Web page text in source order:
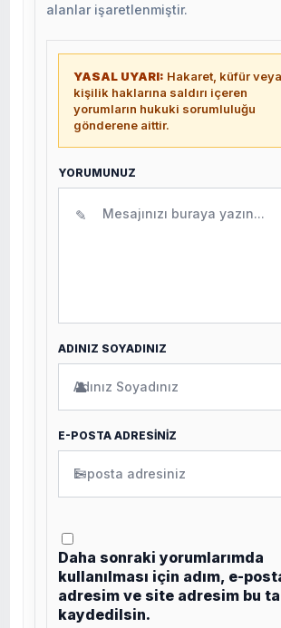
alanlar işaretlenmiştir.
YASAL UYARI: Hakaret, küfür veya
kişilik haklarına saldırı içeren
yorumların hukuki sorumluluğu
gönderene aittir.
YORUMUNUZ
✎
ADINIZ SOYADINIZ
👤
E-POSTA ADRESİNİZ
✉
Daha sonraki yorumlarımda
kullanılması için adım, e-
adresim ve site adresim bu
kaydedilsin.